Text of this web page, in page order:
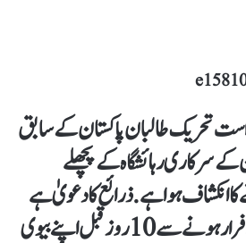
تحریک طالبان پاکستان کے سابق
سرکاری رہائشگاہ کے پچھلے
انکشاف ہوا ہے. ذرائع کا دعویٰ ہے
کہ احسان اللہ احسان نے فرار ہونے سے 10 روز قبل اپنے بیوی